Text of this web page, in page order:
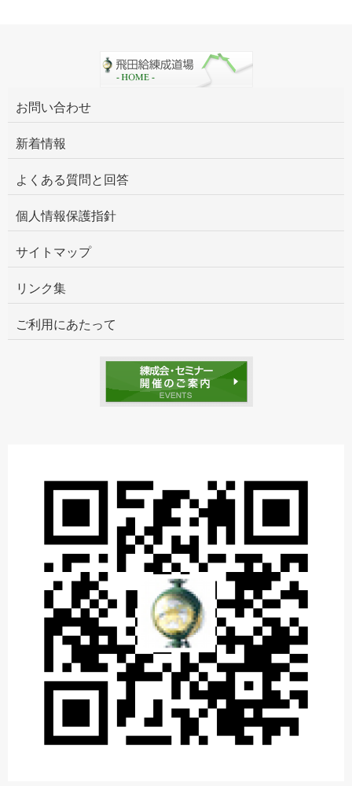
お問い合わせ
新着情報
よくある質問と回答
個人情報保護指針
サイトマップ
リンク集
ご利用にあたって